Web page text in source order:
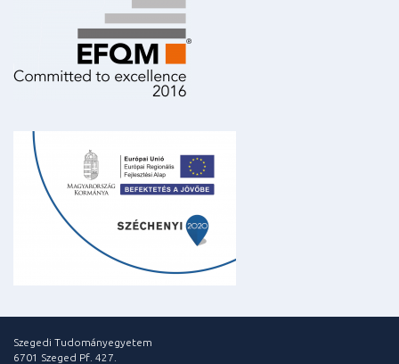
Szegedi Tudományegyetem
6701 Szeged Pf. 427.